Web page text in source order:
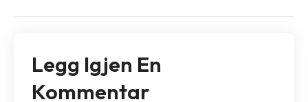
Legg Igjen En
Kommentar